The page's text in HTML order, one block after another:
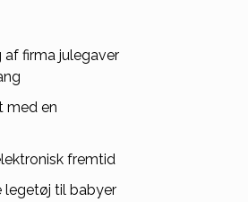
firma julegaver
med en
fremtid
legetøj til babyer